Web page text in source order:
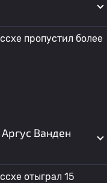
пропустил более
Ванден
отыграл 15